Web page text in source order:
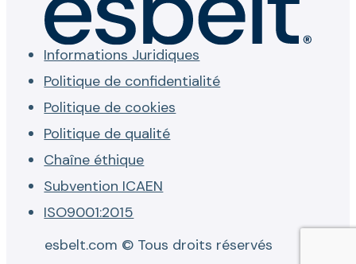
Informations Juridiques
Politique de confidentialité
Politique de cookies
Politique de qualité
Chaîne éthique
Subvention ICAEN
ISO9001:2015
esbelt.com © Tous droits réservés